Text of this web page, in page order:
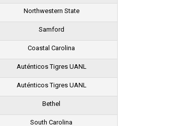
Northwestern State
Samford
Coastal Carolina
Auténticos Tigres UANL
Auténticos Tigres UANL
Bethel
South Carolina